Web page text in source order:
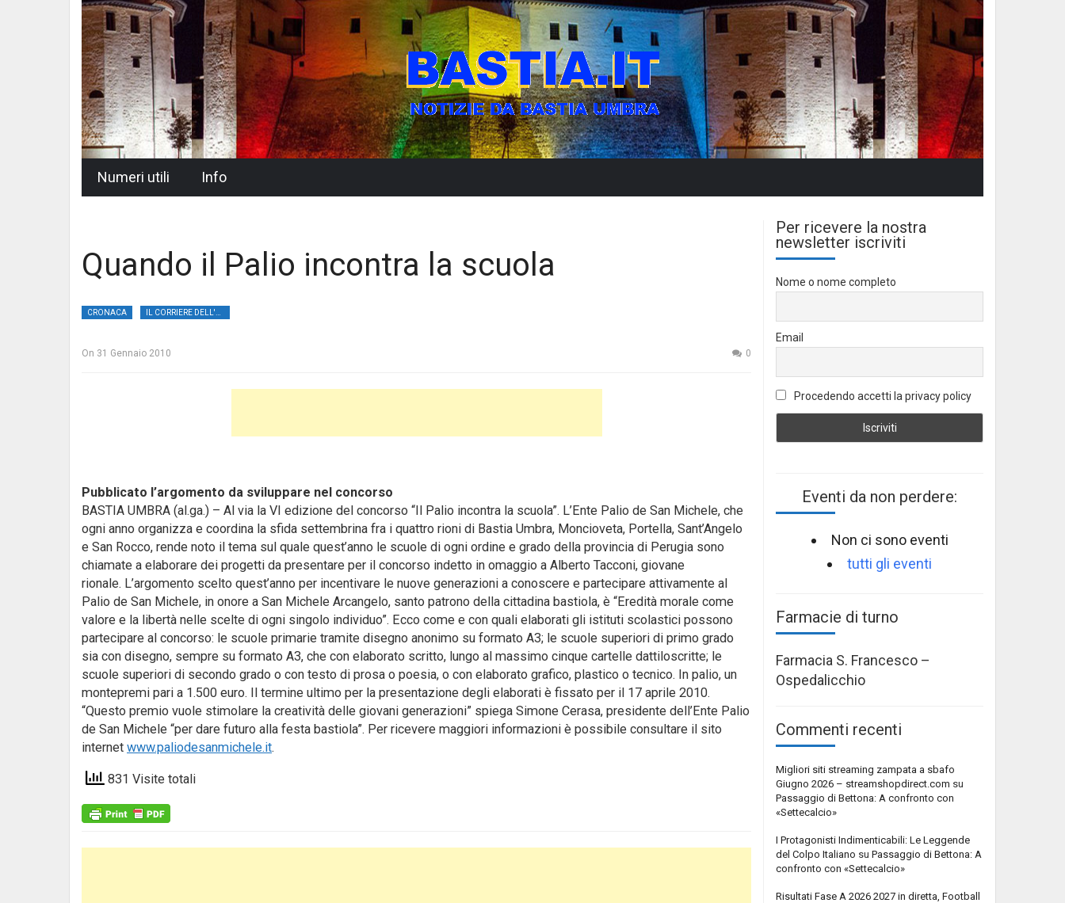
Numeri utili Info
Quando il Palio incontra la scuola
CRONACA
On 31 Gennaio 2010 0
Pubblicato l’argomento da sviluppare nel concorso
BASTIA UMBRA (al.ga.) – Al via la VI edizione del concorso “Il Palio incontra la scuola”. L’Ente Palio de San Michele, che
ogni anno organizza e coordina la sfida settembrina fra i quattro rioni di Bastia Umbra, Moncioveta, Portella, Sant’Angelo
e San Rocco, rende noto il tema sul quale quest’anno le scuole di ogni ordine e grado della provincia di Perugia sono
chiamate a elaborare dei progetti da presentare per il concorso indetto in omaggio a Alberto Tacconi, giovane
rionale. L’argomento scelto quest’anno per incentivare le nuove generazioni a conoscere e partecipare attivamente al
Palio de San Michele, in onore a San Michele Arcangelo, santo patrono della cittadina bastiola, è “Eredità morale come
valore e la libertà nelle scelte di ogni singolo individuo”. Ecco come e con quali elaborati gli istituti scolastici possono
partecipare al concorso: le scuole primarie tramite disegno anonimo su formato A3; le scuole superiori di primo grado
sia con disegno, sempre su formato A3, che con elaborato scritto, lungo al massimo cinque cartelle dattiloscritte; le
scuole superiori di secondo grado o con testo di prosa o poesia, o con elaborato grafico, plastico o tecnico. In palio, un
montepremi pari a 1.500 euro. Il termine ultimo per la presentazione degli elaborati è fissato per il 17 aprile 2010.
“Questo premio vuole stimolare la creatività delle giovani generazioni” spiega Simone Cerasa, presidente dell’Ente Palio
de San Michele “per dare futuro alla festa bastiola”. Per ricevere maggiori informazioni è possibile consultare il sito
internet www.paliodesanmichele.it.
831 Visite totali
Per ricevere la nostra
newsletter iscriviti
Nome o nome completo
Email
Procedendo accetti la privacy policy
Eventi da non perdere:
Non ci sono eventi
tutti gli eventi
Farmacie di turno
Farmacia S. Francesco –
Ospedalicchio
Commenti recenti
Migliori siti streaming zampata a sbafo
Giugno 2026 – streamshopdirect.com su
Passaggio di Bettona: A confronto con
«Settecalcio»
I Protagonisti Indimenticabili: Le Leggende
del Colpo Italiano su Passaggio di Bettona: A
confronto con «Settecalcio»
Risultati Fase A 2026 2027 in diretta, Football